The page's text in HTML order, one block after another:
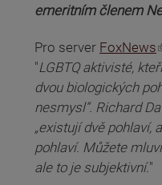
emeritním členem
Pro server FoxNews
(odkaz je externí)
"LGBTQ aktivisté,
dvou biologických
nesmysl“. Richard
„existují dvě pohlaví,
pohlaví. Můžete
ale to je subjektivní."